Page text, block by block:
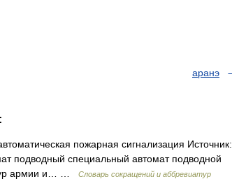
аранэ
пожарная сигнализация Источник:
подводный специальный автомат подводной
армии и… …
Словарь сокращений и аббревиатур